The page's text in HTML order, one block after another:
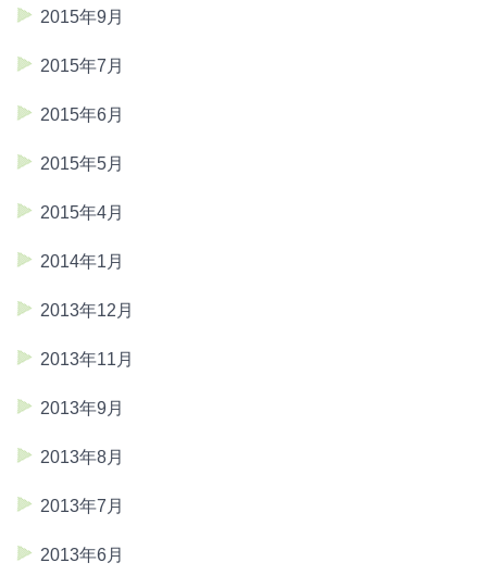
2015年9月
2015年7月
2015年6月
2015年5月
2015年4月
2014年1月
2013年12月
2013年11月
2013年9月
2013年8月
2013年7月
2013年6月